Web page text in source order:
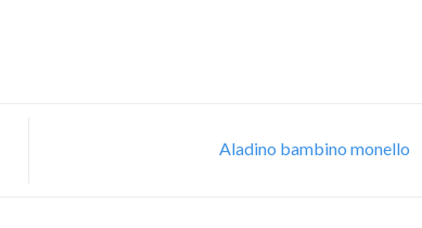
Aladino bambino monello